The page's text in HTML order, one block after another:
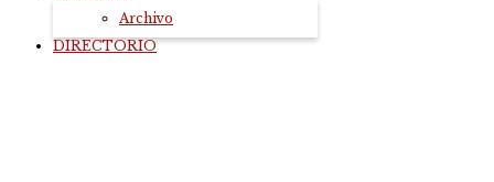
Archivo
DIRECTORIO